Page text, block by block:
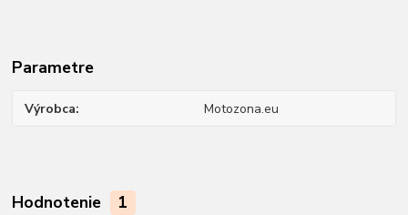
Parametre
Výrobca Motozona.eu
Hodnotenie 1